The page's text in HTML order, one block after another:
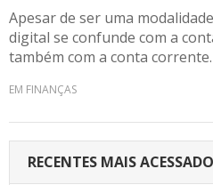
Apesar de ser uma
digital se confunde com a
também com a conta
EM FINANÇAS
RECENTES MAIS